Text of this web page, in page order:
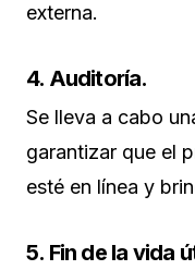
externa.
4. Auditoría.
Se lleva a cabo
garantizar que el
esté en línea y
5. Fin de la vida